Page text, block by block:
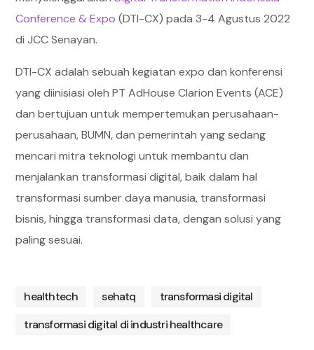
Conference & Expo (DTI-CX) pada 3-4 Agustus 2022
di JCC Senayan.
DTI-CX adalah sebuah kegiatan expo dan konferensi
yang diinisiasi oleh PT AdHouse Clarion Events (ACE)
dan bertujuan untuk mempertemukan perusahaan-
perusahaan, BUMN, dan pemerintah yang sedang
mencari mitra teknologi untuk membantu dan
menjalankan transformasi digital, baik dalam hal
transformasi sumber daya manusia, transformasi
bisnis, hingga transformasi data, dengan solusi yang
paling sesuai.
healthtech sehatq
transformasi digital
transformasi digital di industri healthcare